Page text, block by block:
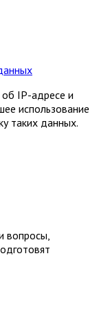
IP-адресе и
использование
таких данных.
вопросы,